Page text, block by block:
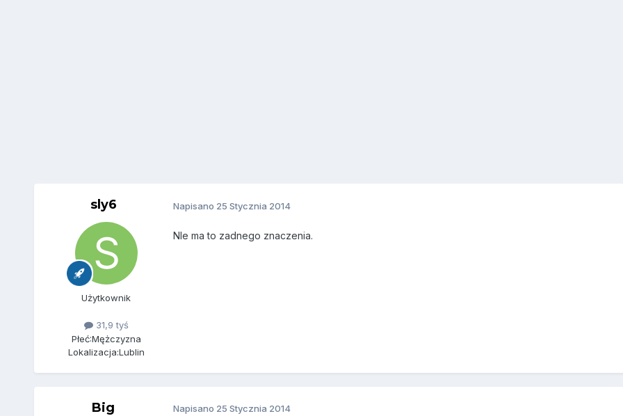
sly6
Użytkownik
31,9 tyś
Płeć:Mężczyzna
Lokalizacja:Lublin
Napisano 25 Stycznia 2014
NIe ma to zadnego znaczenia.
Big Napisano 25 Stycznia 2014